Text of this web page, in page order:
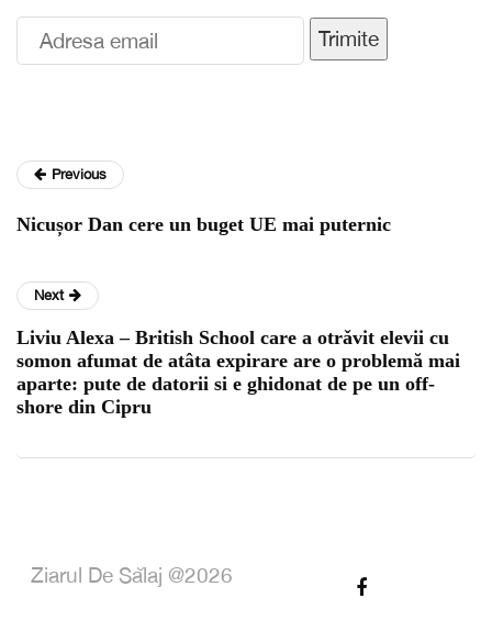
Trimite
Previous
Nicușor Dan cere un buget UE mai puternic
Next
Liviu Alexa – British School care a otrǎvit elevii cu
somon afumat de atâta expirare are o problemă mai
aparte: pute de datorii si e ghidonat de pe un off-
shore din Cipru
Ziarul De Sălaj @2026